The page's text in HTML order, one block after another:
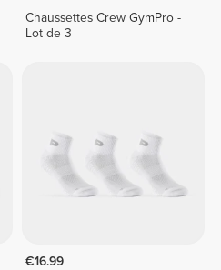
Chaussettes Crew GymPro -
Lot de 3
€16.99